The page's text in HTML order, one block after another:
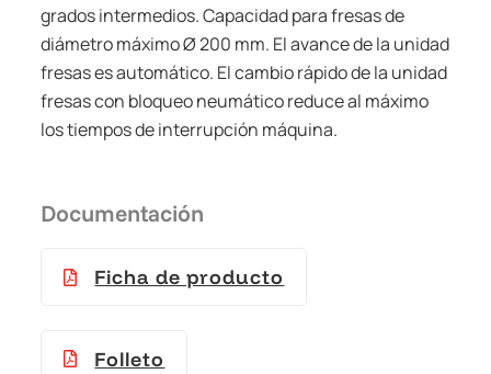
grados intermedios. Capacidad para fresas de
diámetro máximo Ø 200 mm. El avance de la unidad
fresas es automático. El cambio rápido de la unidad
fresas con bloqueo neumático reduce al máximo
los tiempos de interrupción máquina.
Documentación
Ficha de producto
Folleto